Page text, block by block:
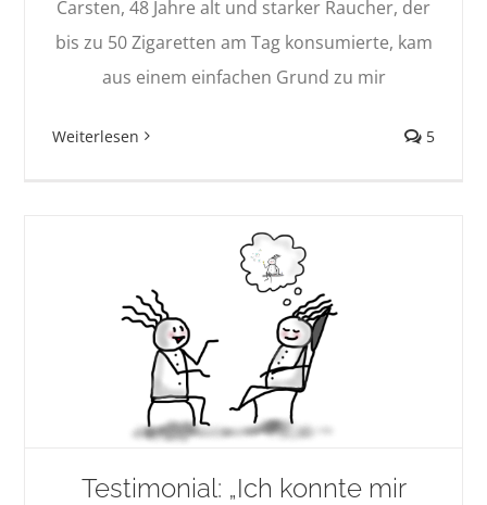
Carsten, 48 Jahre alt und starker Raucher, der
bis zu 50 Zigaretten am Tag konsumierte, kam
aus einem einfachen Grund zu mir
Weiterlesen 5
Testimonial: „Ich konnte mir